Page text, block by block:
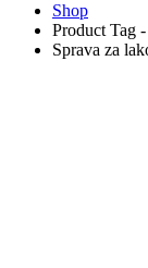
Shop
Product Tag -
Sprava za